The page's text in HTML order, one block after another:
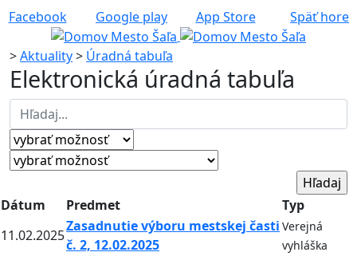
Facebook
Google play App Store Späť hore
>Aktuality> Úradná tabuľa
Elektronická úradná tabuľa
Dátum Predmet
Typ
11.02.2025
Zasadnutie výboru mestskej časti
č. 2, 12.02.2025
Verejná
vyhláška